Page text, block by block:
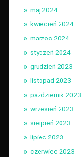
maj 2024
kwiecień 2024
marzec 2024
styczeń 2024
grudzień 2023
listopad 2023
październik 2023
wrzesień 2023
sierpień 2023
lipiec 2023
czerwiec 2023